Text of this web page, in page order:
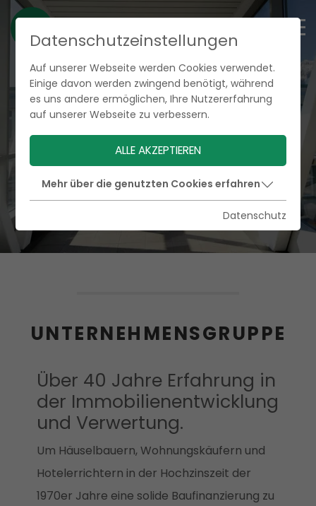
UNTERNEHMENSGRUPPE
Über 40 Jahre Erfahrung in
der Immobilienentwicklung
und Verwertung.
Um Häuselbauern, Wohnungskäufern und
Hotelerrichtern in der Hochzinszeit der
1970er Jahre eine solide Baufinanzierung zu
Datenschutzeinstellungen
Auf unserer Webseite werden Cookies verwendet.
Einige davon werden zwingend benötigt, während
es uns andere ermöglichen, Ihre Nutzererfahrung
auf unserer Webseite zu verbessern.
ALLE AKZEPTIEREN
Mehr über die genutzten Cookies erfahren
Datenschutz